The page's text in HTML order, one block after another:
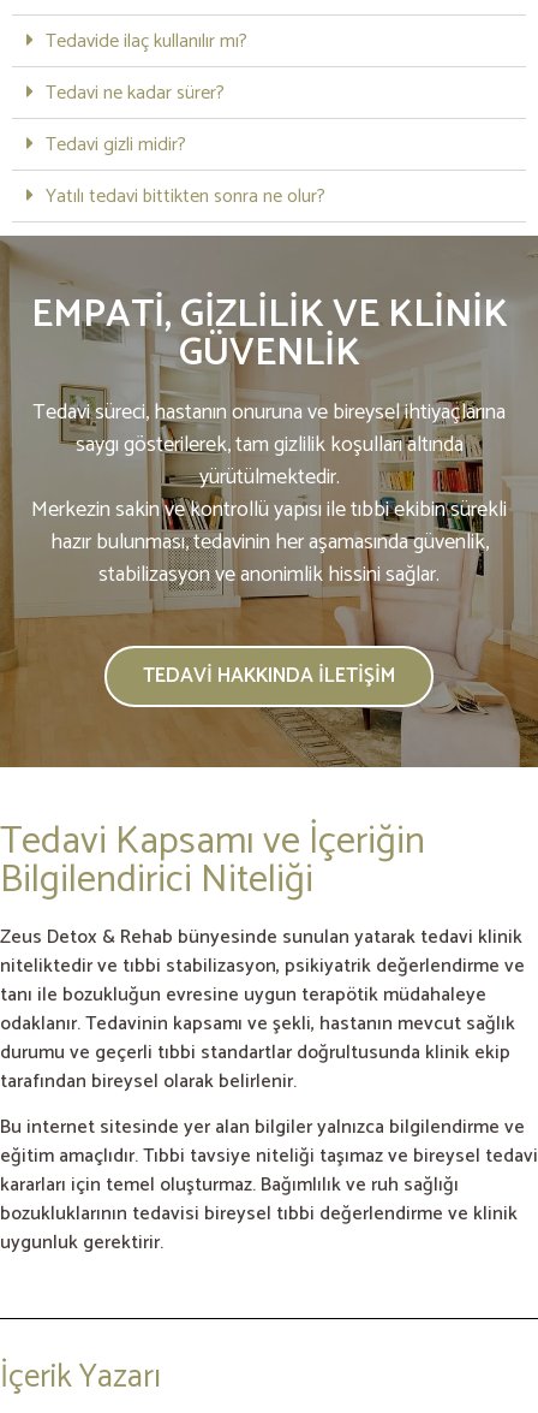
Tedavide ilaç kullanılır mı?
Tedavi ne kadar sürer?
Tedavi gizli midir?
Yatılı tedavi bittikten sonra ne olur?
EMPATI, GIZLILIK VE KLINIK
GÜVENLIK
Tedavi süreci, hastanın onuruna ve bireysel ihtiyaçlarına
saygı gösterilerek, tam gizlilik koşulları altında
yürütülmektedir.
Merkezin sakin ve kontrollü yapısı ile tıbbi ekibin sürekli
hazır bulunması, tedavinin her aşamasında güvenlik,
stabilizasyon ve anonimlik hissini sağlar.
TEDAVI HAKKINDA İLETIŞIM
Tedavi Kapsamı ve İçeriğin
Bilgilendirici Niteliği
Zeus Detox & Rehab bünyesinde sunulan yatarak tedavi klinik
niteliktedir ve tıbbi stabilizasyon, psikiyatrik değerlendirme ve
tanı ile bozukluğun evresine uygun terapötik müdahaleye
odaklanır. Tedavinin kapsamı ve şekli, hastanın mevcut sağlık
durumu ve geçerli tıbbi standartlar doğrultusunda klinik ekip
tarafından bireysel olarak belirlenir.
Bu internet sitesinde yer alan bilgiler yalnızca bilgilendirme ve
eğitim amaçlıdır. Tıbbi tavsiye niteliği taşımaz ve bireysel tedavi
kararları için temel oluşturmaz. Bağımlılık ve ruh sağlığı
bozukluklarının tedavisi bireysel tıbbi değerlendirme ve klinik
uygunluk gerektirir.
İçerik Yazarı